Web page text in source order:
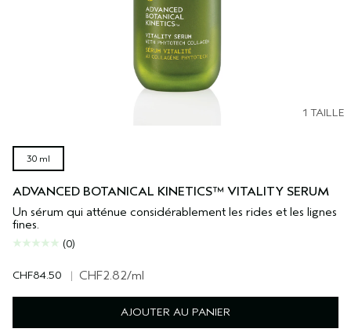
1 TAILLE
30 ml
ADVANCED BOTANICAL KINETICS™ VITALITY SERUM
Un sérum qui atténue considérablement les rides et les lignes
fines.
(0)
CHF84.50 | CHF2.82/ml
AJOUTER AU PANIER